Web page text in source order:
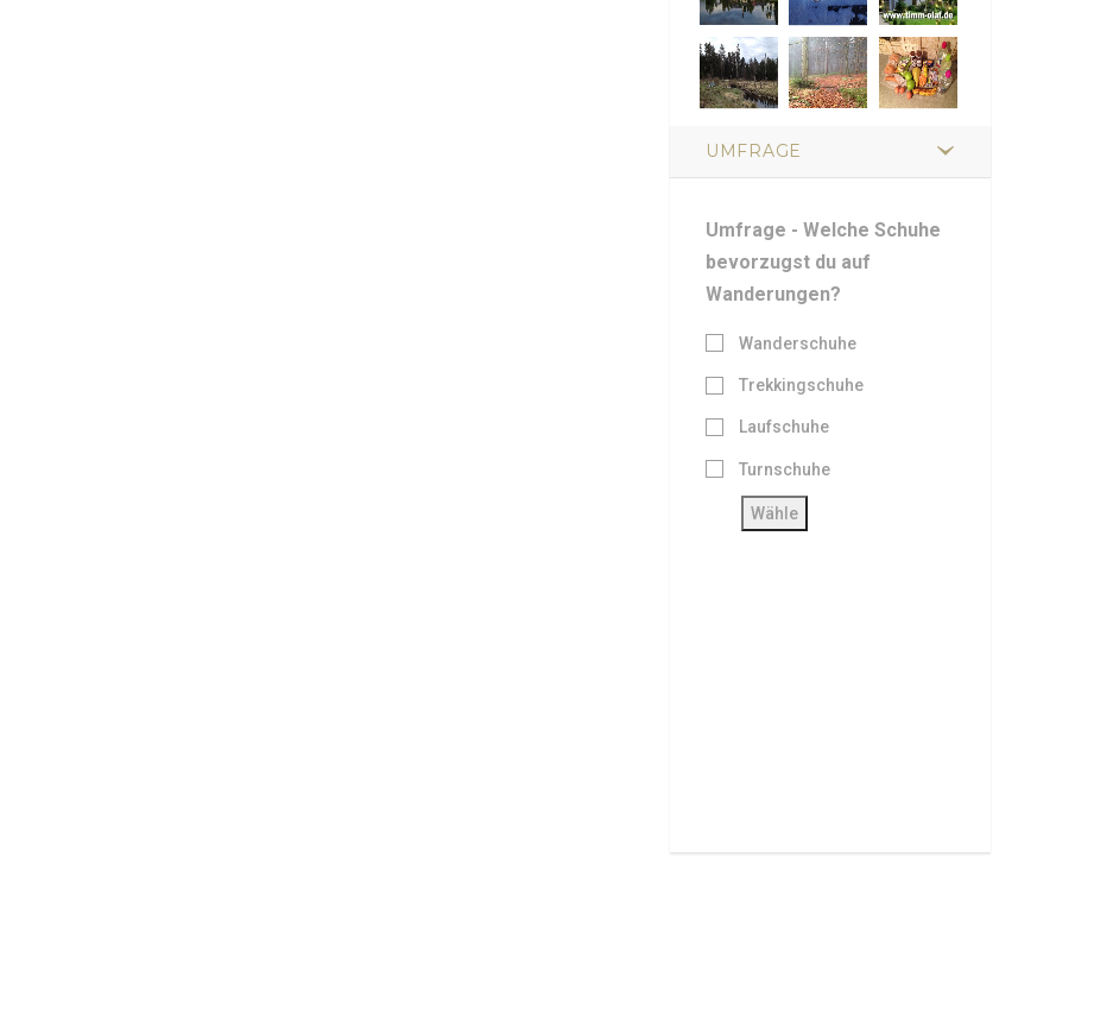
UMFRAGE
Umfrage - Welche Schuhe
bevorzugst du auf
Wanderungen?
Wanderschuhe
Trekkingschuhe
Laufschuhe
Turnschuhe